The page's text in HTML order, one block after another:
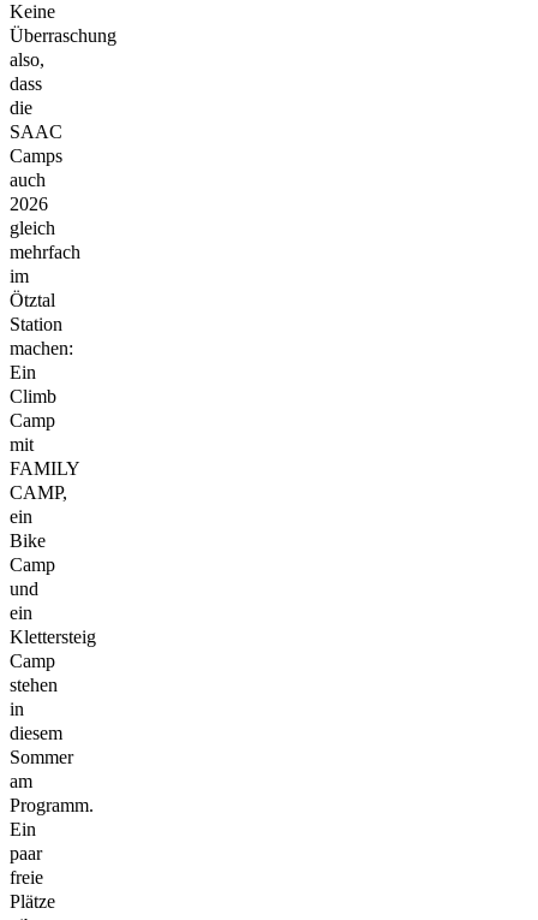
Keine
Überraschung
also,
dass
die
SAAC
Camps
auch
2026
gleich
mehrfach
im
Ötztal
Station
machen:
Ein
Climb
Camp
mit
FAMILY
CAMP,
ein
Bike
Camp
und
ein
Klettersteig
Camp
stehen
in
diesem
Sommer
am
Programm.
Ein
paar
freie
Plätze